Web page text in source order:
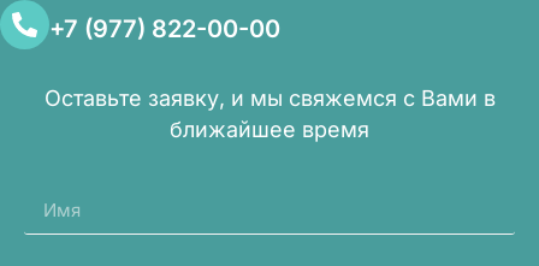
+7 (977) 822-00-00
Оставьте заявку, и мы свяжемся с Вами в
ближайшее время